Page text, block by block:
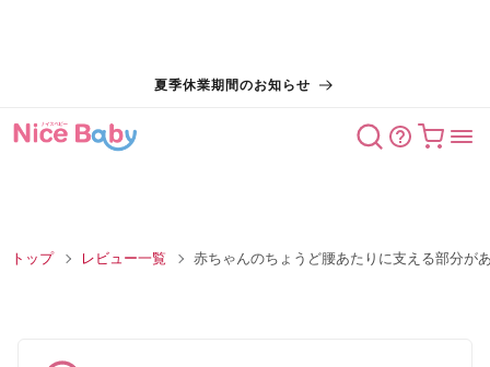
夏季休業期間のお知らせ
カート
トップ レビュー一覧 赤ちゃんのちょうど腰あたりに支える部分が